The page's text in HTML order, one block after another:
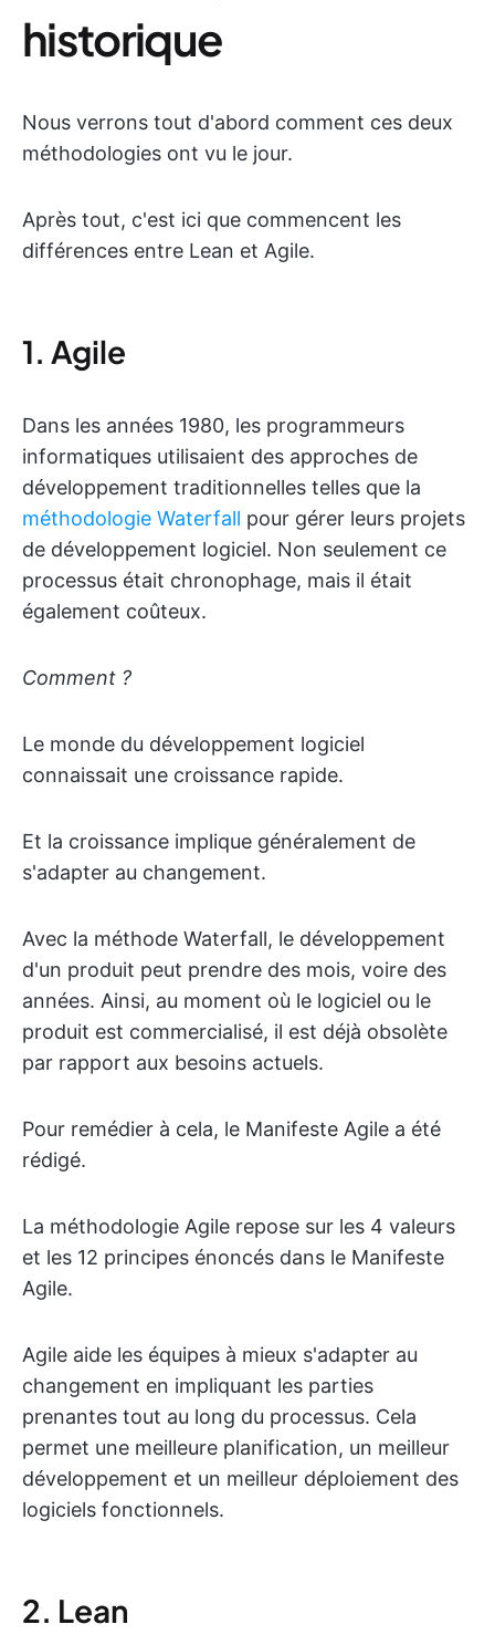
historique
Nous verrons tout d'abord comment ces deux
méthodologies ont vu le jour.
Après tout, c'est ici que commencent les
différences entre Lean et Agile.
1. Agile
Dans les années 1980, les programmeurs
informatiques utilisaient des approches de
développement traditionnelles telles que la
méthodologie Waterfall pour gérer leurs projets
de développement logiciel. Non seulement ce
processus était chronophage, mais il était
également coûteux.
Comment ?
Le monde du développement logiciel
connaissait une croissance rapide.
Et la croissance implique généralement de
s'adapter au changement.
Avec la méthode Waterfall, le développement
d'un produit peut prendre des mois, voire des
années. Ainsi, au moment où le logiciel ou le
produit est commercialisé, il est déjà obsolète
par rapport aux besoins actuels.
Pour remédier à cela, le Manifeste Agile a été
rédigé.
La méthodologie Agile repose sur les 4 valeurs
et les 12 principes énoncés dans le Manifeste
Agile.
Agile aide les équipes à mieux s'adapter au
changement en impliquant les parties
prenantes tout au long du processus. Cela
permet une meilleure planification, un meilleur
développement et un meilleur déploiement des
logiciels fonctionnels.
2. Lean